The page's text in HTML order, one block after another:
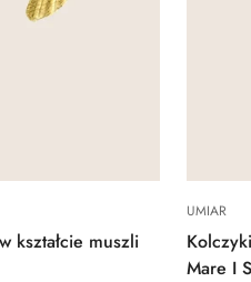
kształcie muszli
UMIAR
Mare I